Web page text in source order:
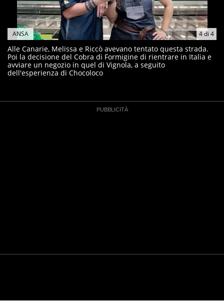
4di 4
ANSA
Alle Canarie, Melissa e Riccò avevano tentato questa strada.
Poi la decisione del Cobra di Formigine di rientrare in Italia e
avviare un negozio in quel di Vignola, a seguito
dell'esperienza di Chocoloco